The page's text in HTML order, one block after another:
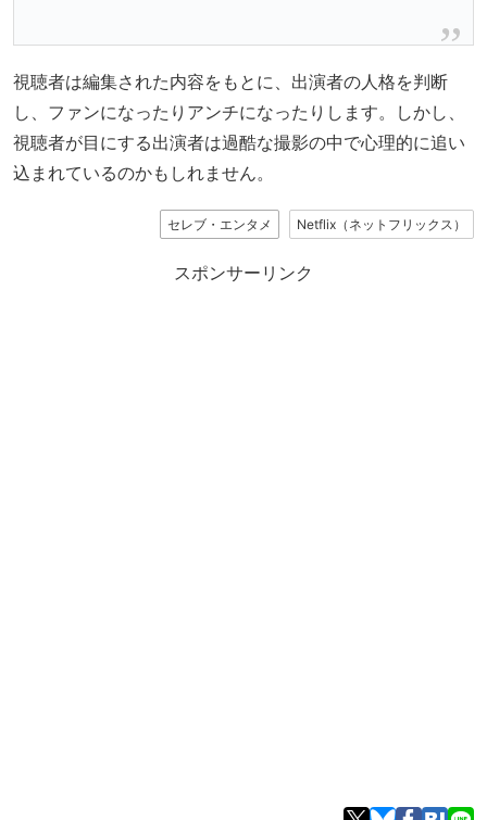
視聴者は編集された内容をもとに、出演者の人格を判断
し、ファンになったりアンチになったりします。しかし、
視聴者が目にする出演者は過酷な撮影の中で心理的に追い
込まれているのかもしれません。
セレブ・エンタメ Netflix（ネットフリックス）
スポンサーリンク